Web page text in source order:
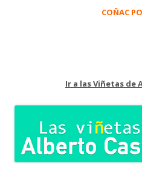
COÑAC
Ir a las Viñetas de